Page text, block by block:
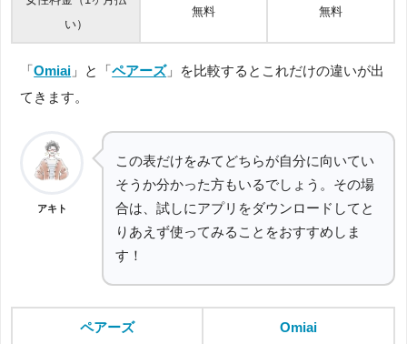
い）
無料 無料
「Omiai 」と「ペアーズ」を比較するとこれだけの違いが出
てきます。
アキト
この表だけをみてどちらが自分に向いてい
そうか分かった方もいるでしょう。その場
合は、試しにアプリをダウンロードしてと
りあえず使ってみることをおすすめしま
す！
ペアーズ Omiai